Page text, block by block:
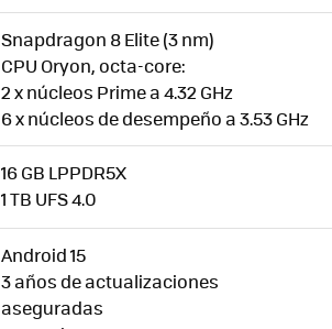
Snapdragon 8 Elite (3 nm)
CPU Oryon, octa-core:
2 x núcleos Prime a 4.32 GHz
6 x núcleos de desempeño a 3.53 GHz
16 GB LPPDR5X
1 TB UFS 4.0
Android 15
3 años de actualizaciones
aseguradas